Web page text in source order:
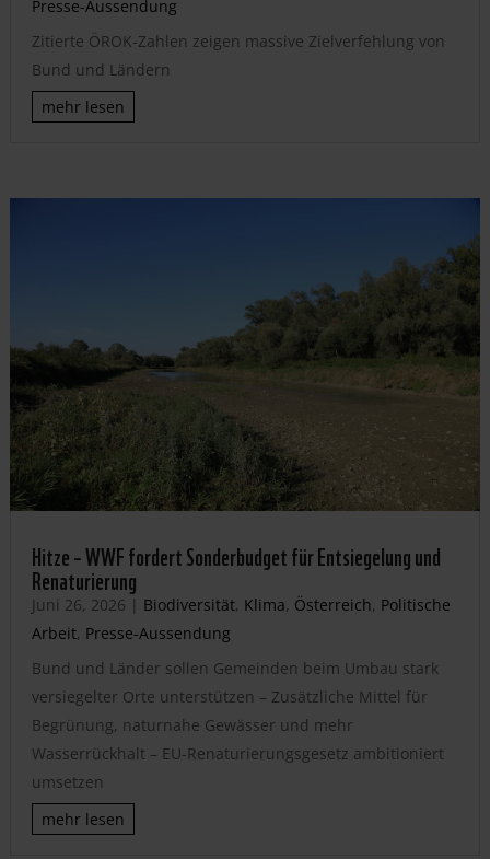
Presse-Aussendung
Zitierte ÖROK-Zahlen zeigen massive Zielverfehlung von
Bund und Ländern
mehr lesen
Hitze – WWF fordert Sonderbudget für Entsiegelung und
Renaturierung
Juni 26, 2026 | Biodiversität, Klima, Österreich, Politische
Arbeit, Presse-Aussendung
Bund und Länder sollen Gemeinden beim Umbau stark
versiegelter Orte unterstützen – Zusätzliche Mittel für
Begrünung, naturnahe Gewässer und mehr
Wasserrückhalt – EU-Renaturierungsgesetz ambitioniert
umsetzen
mehr lesen